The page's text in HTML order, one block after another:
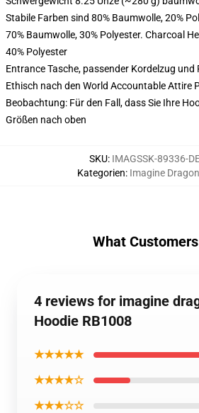
Stabile Farben sind 80% Baumwolle, 20%
70% Baumwolle, 30% Polyester. Charcoal
40% Polyester
Entrance Tasche, passender Kordelzug
Ethisch nach den World Accountable Attire
Beobachtung: Für den Fall, dass Sie Ihre
Größen nach oben
SKU: IMAGSSK-89336-
Kategorien: Imagine
What
4 reviews for imagine
Hoodie RB1008
★★★★★
★★★★☆
★★★☆☆